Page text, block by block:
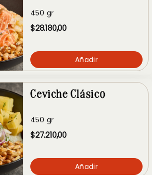
450 gr
$28.180,00
Añadir
Ceviche Clásico
450 gr
$27.210,00
Añadir